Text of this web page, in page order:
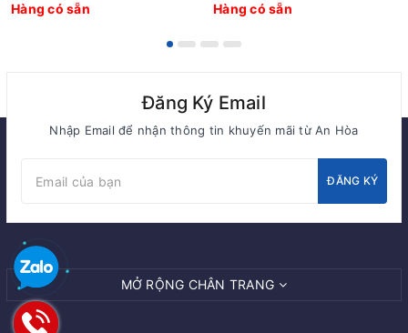
Hàng có sẵn
Hàng có sẵn
Đăng Ký Email
Nhập Email để nhận thông tin khuyến mãi từ An Hòa
ĐĂNG KÝ
MỞ RỘNG CHÂN TRANG